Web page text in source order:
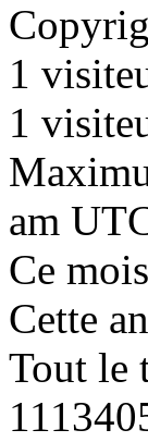
1
1
am
Ce
Cette
Tout le